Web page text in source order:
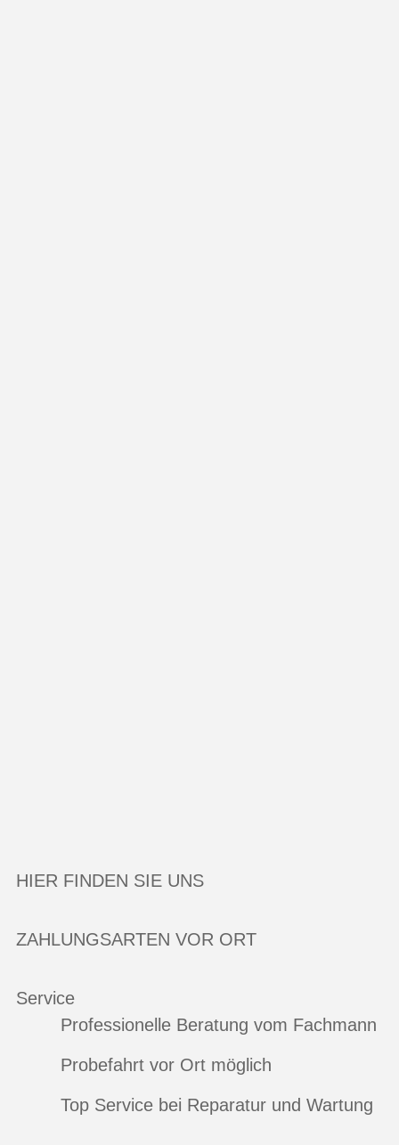
HIER FINDEN SIE UNS
ZAHLUNGSARTEN VOR ORT
Service
Professionelle Beratung vom Fachmann
Probefahrt vor Ort möglich
Top Service bei Reparatur und Wartung